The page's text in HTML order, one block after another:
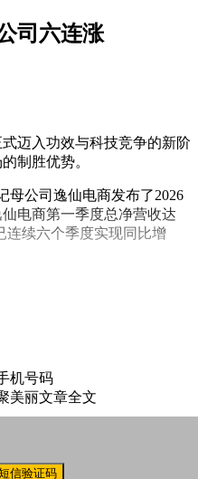
司六连涨
迈入功效与科技竞争的新阶
制胜优势。
母公司逸仙电商发布了2026
电商第一季度总净营收达
连续六个季度实现同比增
机号码
美丽文章全文
信验证码